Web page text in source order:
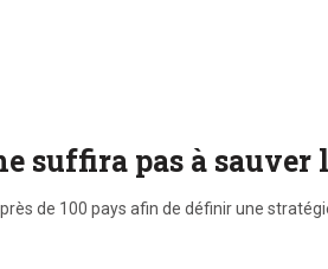
suffira pas à sauver
près de 100 pays afin de définir une